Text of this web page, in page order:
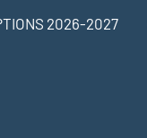
2026-2027